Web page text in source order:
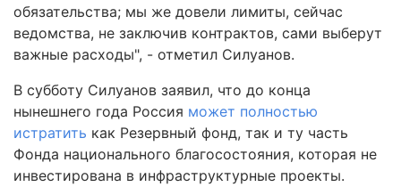
обязательства; мы же довели лимиты, сейчас
ведомства, не заключив контрактов, сами выберут
важные расходы", - отметил Силуанов.
В субботу Силуанов заявил, что до конца
нынешнего года Россия может полностью
истратить как Резервный фонд, так и ту часть
Фонда национального благосостояния, которая не
инвестирована в инфраструктурные проекты.